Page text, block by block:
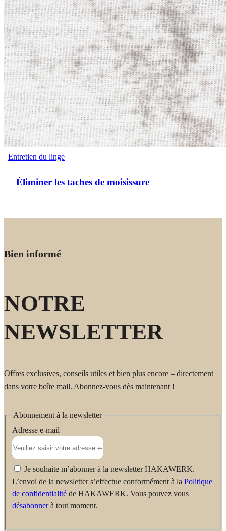
Entretien du linge
Éliminer les taches de moisissure
Bien informé
NOTRE
NEWSLETTER
Offres exclusives, conseils utiles et bien plus encore – directement
dans votre boîte mail. Abonnez-vous dès maintenant !
Abonnement à la newsletter
Adresse e-mail
Je souhaite m’abonner à la newsletter HAKAWERK.
L’envoi de la newsletter s’effectue conformément à la Politique
de confidentialité de HAKAWERK. Vous pouvez vous
désabonnerà tout moment.